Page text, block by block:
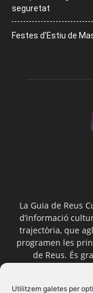
Utilitzem galetes per
seguretat
Festes d’Estiu de
La Guia de Reus
d’informació
trajectòria, que
programen les
de Reus. És